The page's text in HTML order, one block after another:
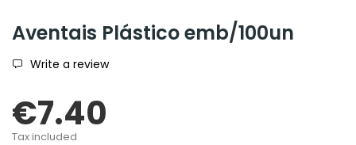
Aventais Plástico emb/100un
Write a review
€7.40
Tax included